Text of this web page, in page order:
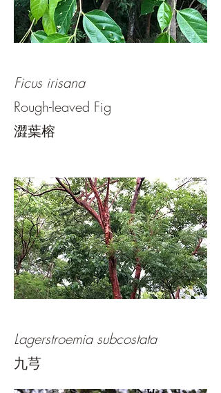
Ficus irisana
Rough-leaved Fig
澀葉榕
Lagerstroemia subcostata​
九芎